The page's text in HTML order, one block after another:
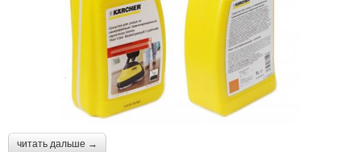
читать дальше →